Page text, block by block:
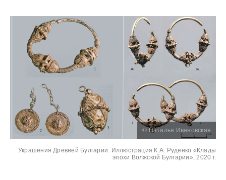
© Наталья Ивановская
Украшения Древней Булгарии. Иллюстрация К.А. Руденко «Клады
эпохи Волжской Булгарии», 2020 г.